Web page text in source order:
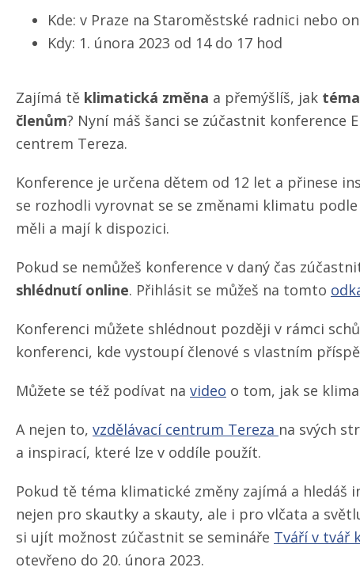
Kde: v Praze na Staroměstské radnici nebo
Kdy: 1. února 2023 od 14 do 17 hod
Zajímá tě klimatická změna a přemýšlíš, jak
členům? Nyní máš šanci se zúčastnit konference
centrem Tereza.
Konference je určena dětem od 12 let a přinese
se rozhodli vyrovnat se se změnami klimatu
měli a mají k dispozici.
Pokud se nemůžeš konference v daný čas
shlédnutí online. Přihlásit se můžeš na tomto
Konferenci můžete shlédnout později v rámci
konferenci, kde vystoupí členové s vlastním
Můžete se též podívat na video o tom, jak se
A nejen to, vzdělávací centrum Tereza na svých
a inspirací, které lze v oddíle použít.
Pokud tě téma klimatické změny zajímá a
nejen pro skautky a skauty, ale i pro vlčata a
si ujít možnost zúčastnit se semináře Tváří v tvář
otevřeno do 20. února 2023.